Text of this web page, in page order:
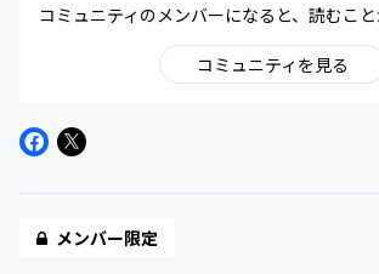
コミュニティのメンバーになると、読むこと
コミュニティを見る
メンバー限定